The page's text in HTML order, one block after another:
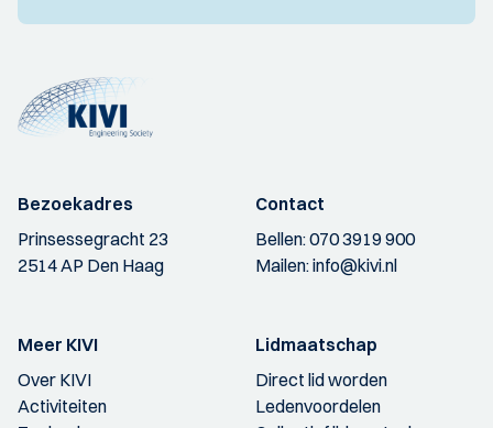
Bezoekadres
Prinsessegracht 23
2514 AP Den Haag
Contact
Bellen:070 3919 900
Mailen:info@kivi.nl
Meer KIVI
Over KIVI
Activiteiten
Lidmaatschap
Direct lid worden
Ledenvoordelen